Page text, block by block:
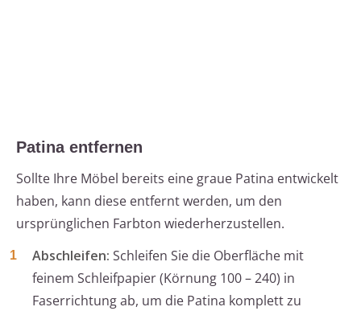
Patina entfernen
Sollte Ihre Möbel bereits eine graue Patina entwickelt
haben, kann diese entfernt werden, um den
ursprünglichen Farbton wiederherzustellen.
Abschleifen: Schleifen Sie die Oberfläche mit
feinem Schleifpapier (Körnung 100 – 240) in
Faserrichtung ab, um die Patina komplett zu